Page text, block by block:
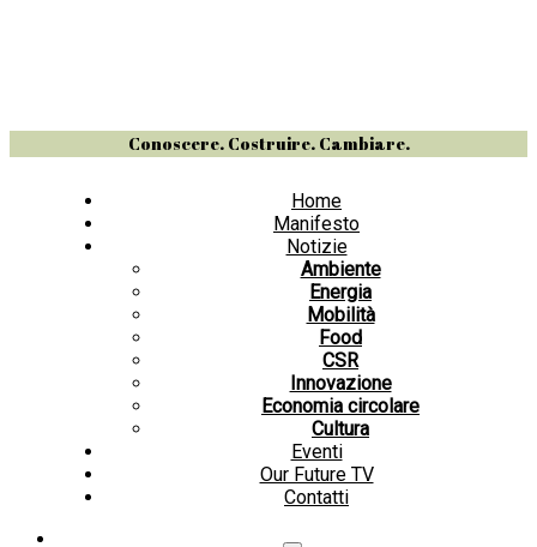
Conoscere. Costruire. Cambiare.
Home
Manifesto
Notizie
Ambiente
Energia
Mobilità
Food
CSR
Innovazione
Economia circolare
Cultura
Eventi
Our Future TV
Contatti